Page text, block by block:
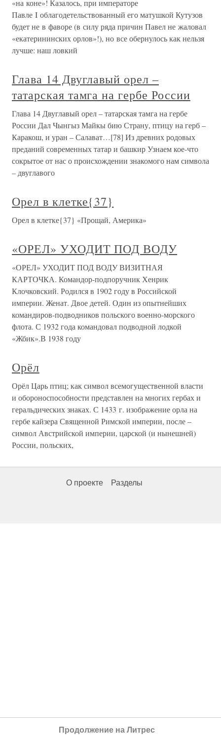
«на коне»! Казалось, при императоре
Павле I облагодетельствованный его матушкой Кутузов
будет не в фаворе (в силу ряда причин Павел не жаловал
«екатерининских орлов»!), но все обернулось как нельзя
лучше: наш ловкий
Глава 14 Двуглавый орел –
татарская тамга на гербе России
Глава 14 Двуглавый орел – татарская тамга на гербе
России Дал Чынгыз Майкы бию Страну, птицу на герб –
Каракош, и уран – Салават…[78] Из древних родовых
преданий современных татар и башкир Узнаем кое-что
сокрытое от нас о происхождении знакомого нам символа
– двуглавого
Орел в клетке{37}
Орел в клетке{37} «Прощай, Америка»
«ОРЕЛ» УХОДИТ ПОД ВОДУ
«ОРЕЛ» УХОДИТ ПОД ВОДУ ВИЗИТНАЯ
КАРТОЧКА. Командор-подпоручник Хенрик
Клочковский. Родился в 1902 году в Российской
империи. Женат. Двое детей. Один из опытнейших
командиров-подводников польского военно-морского
флота. С 1932 года командовал подводной лодкой
«Жбик».В 1938 году
Орёл
Орёл Царь птиц; как символ всемогущественной власти
и обороноспособности представлен на многих гербах и
геральдических знаках. С 1433 г. изображение орла на
гербе кайзера Священной Римской империи, после –
символ Австрийской империи, царской (и нынешней)
России, польских,
О проекте Разделы
Продолжение на Литрес